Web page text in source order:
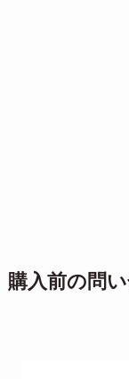
購入前の問